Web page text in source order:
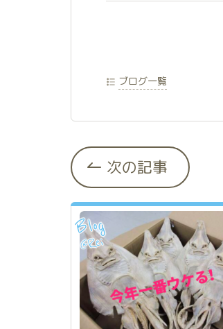
ブログ一覧
次の記事
Blog
@Rei